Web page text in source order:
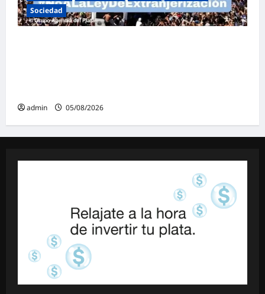
Sociedad
admin 05/08/2026